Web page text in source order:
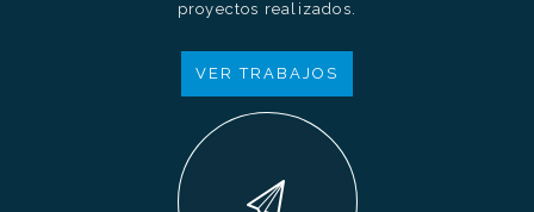
proyectos realizados.
VER TRABAJOS